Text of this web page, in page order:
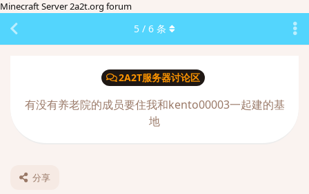
Minecraft Server 2a2t.org forum
2A2T服务器讨论区
有没有养老院的成员要住我和kento00003一起建的基
地
分享
5 / 6 条